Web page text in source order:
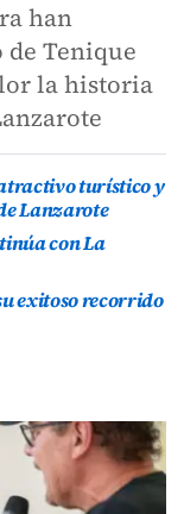
han
de Tenique
la historia
turístico y
Lanzarote
con La
exitoso recorrido